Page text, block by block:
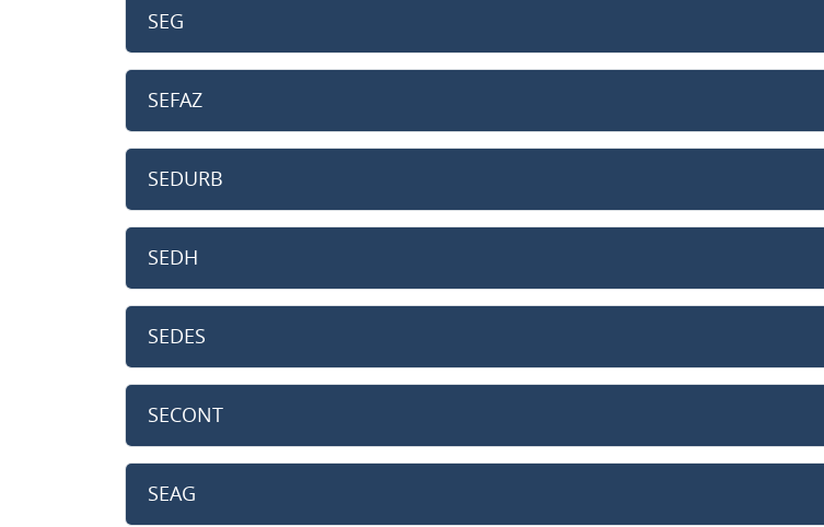
SEG
SEFAZ
SEDURB
SEDH
SEDES
SECONT
SEAG